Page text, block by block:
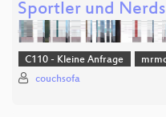
Sportler und Nerds
C110 - Kleine Anfrage
couchsofa